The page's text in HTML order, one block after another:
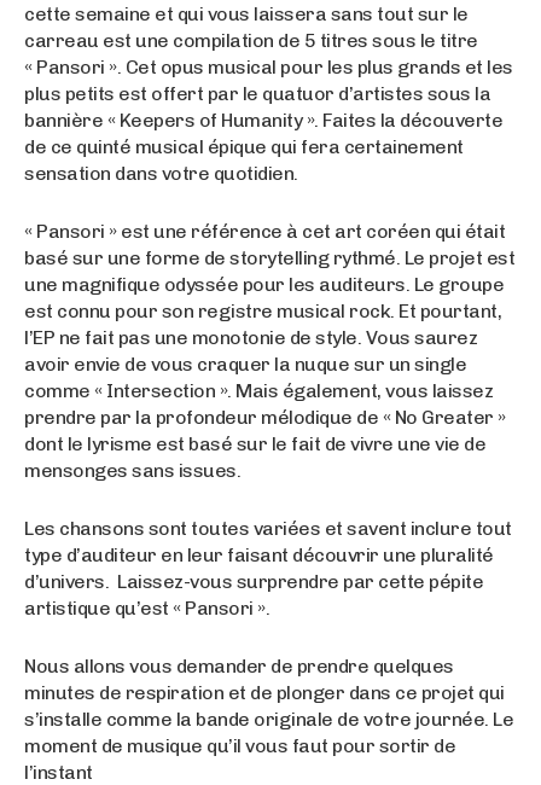
cette semaine et qui vous laissera sans tout sur le
carreau est une compilation de 5 titres sous le titre
« Pansori ». Cet opus musical pour les plus grands et les
plus petits est offert par le quatuor d’artistes sous la
bannière « Keepers of Humanity ». Faites la découverte
de ce quinté musical épique qui fera certainement
sensation dans votre quotidien.
« Pansori » est une référence à cet art coréen qui était
basé sur une forme de storytelling rythmé. Le projet est
une magnifique odyssée pour les auditeurs. Le groupe
est connu pour son registre musical rock. Et pourtant,
l’EP ne fait pas une monotonie de style. Vous saurez
avoir envie de vous craquer la nuque sur un single
comme « Intersection ». Mais également, vous laissez
prendre par la profondeur mélodique de « No Greater »
dont le lyrisme est basé sur le fait de vivre une vie de
mensonges sans issues.
Les chansons sont toutes variées et savent inclure tout
type d’auditeur en leur faisant découvrir une pluralité
d’univers. Laissez-vous surprendre par cette pépite
artistique qu’est « Pansori ».
Nous allons vous demander de prendre quelques
minutes de respiration et de plonger dans ce projet qui
s’installe comme la bande originale de votre journée. Le
moment de musique qu’il vous faut pour sortir de
l’instant